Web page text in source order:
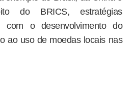
do BRICS, estratégias
com o desenvolvimento do
ao uso de moedas locais nas